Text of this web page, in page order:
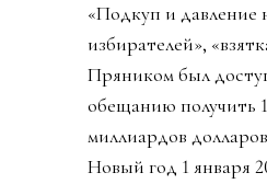
«Подкуп и давление
избирателей»,
Пряником был
обещанию получить
миллиардов
Новый год 1 января